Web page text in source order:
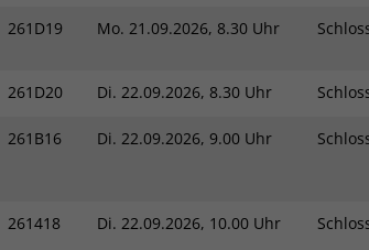
261D19 Mo. 21.09.2026, 8.30 Uhr
261D20 Di. 22.09.2026, 8.30 Uhr
261B16 Di. 22.09.2026, 9.00 Uhr
261418 Di. 22.09.2026, 10.00 Uhr